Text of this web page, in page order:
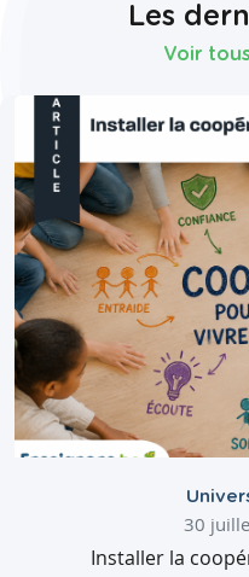
Les
Voir
30
Installer la